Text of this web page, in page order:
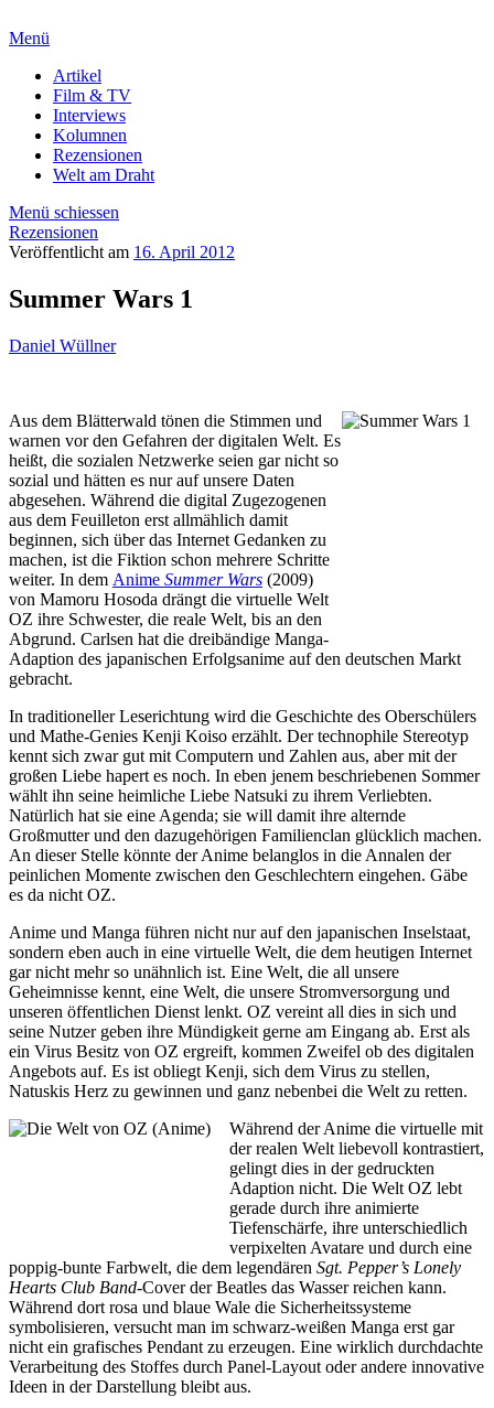
Menü
Artikel
Film & TV
Interviews
Kolumnen
Rezensionen
Welt am Draht
Menü schiessen
Rezensionen
Veröffentlicht am 16. April 2012
Summer Wars 1
Daniel Wüllner
Aus dem Blätterwald tönen die Stimmen und
warnen vor den Gefahren der digitalen Welt. Es
heißt, die sozialen Netzwerke seien gar nicht so
sozial und hätten es nur auf unsere Daten
abgesehen. Während die digital Zugezogenen
aus dem Feuilleton erst allmählich damit
beginnen, sich über das Internet Gedanken zu
machen, ist die Fiktion schon mehrere Schritte
weiter. In dem Anime Summer Wars (2009)
von Mamoru Hosoda drängt die virtuelle Welt
OZ ihre Schwester, die reale Welt, bis an den
Abgrund. Carlsen hat die dreibändige Manga-
Adaption des japanischen Erfolgsanime auf den deutschen Markt
gebracht.
In traditioneller Leserichtung wird die Geschichte des Oberschülers
und Mathe-Genies Kenji Koiso erzählt. Der technophile Stereotyp
kennt sich zwar gut mit Computern und Zahlen aus, aber mit der
großen Liebe hapert es noch. In eben jenem beschriebenen Sommer
wählt ihn seine heimliche Liebe Natsuki zu ihrem Verliebten.
Natürlich hat sie eine Agenda; sie will damit ihre alternde
Großmutter und den dazugehörigen Familienclan glücklich machen.
An dieser Stelle könnte der Anime belanglos in die Annalen der
peinlichen Momente zwischen den Geschlechtern eingehen. Gäbe
es da nicht OZ.
Anime und Manga führen nicht nur auf den japanischen Inselstaat,
sondern eben auch in eine virtuelle Welt, die dem heutigen Internet
gar nicht mehr so unähnlich ist. Eine Welt, die all unsere
Geheimnisse kennt, eine Welt, die unsere Stromversorgung und
unseren öffentlichen Dienst lenkt. OZ vereint all dies in sich und
seine Nutzer geben ihre Mündigkeit gerne am Eingang ab. Erst als
ein Virus Besitz von OZ ergreift, kommen Zweifel ob des digitalen
Angebots auf. Es ist obliegt Kenji, sich dem Virus zu stellen,
Natuskis Herz zu gewinnen und ganz nebenbei die Welt zu retten.
Während der Anime die virtuelle mit
der realen Welt liebevoll kontrastiert,
gelingt dies in der gedruckten
Adaption nicht. Die Welt OZ lebt
gerade durch ihre animierte
Tiefenschärfe, ihre unterschiedlich
verpixelten Avatare und durch eine
poppig-bunte Farbwelt, die dem legendären Sgt. Pepper’s Lonely
Hearts Club Band-Cover der Beatles das Wasser reichen kann.
Während dort rosa und blaue Wale die Sicherheitssysteme
symbolisieren, versucht man im schwarz-weißen Manga erst gar
nicht ein grafisches Pendant zu erzeugen. Eine wirklich durchdachte
Verarbeitung des Stoffes durch Panel-Layout oder andere innovative
Ideen in der Darstellung bleibt aus.